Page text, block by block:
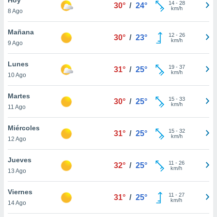
en
más
nuestra
de
cookies
aceptar
8 Ago
30° / 24° 14- 28
km/h
Mañana
9 Ago
30° / 23° 12- 26
km/h
Lunes
10 Ago
31° / 25° 19- 37
km/h
Martes
11 Ago
30° / 25° 15- 33
km/h
Miércoles
12 Ago
31° / 25° 15- 32
km/h
Jueves
13 Ago
32° / 25° 11 - 26
km/h
Viernes
14 Ago
31° / 25° 11 - 27
km/h